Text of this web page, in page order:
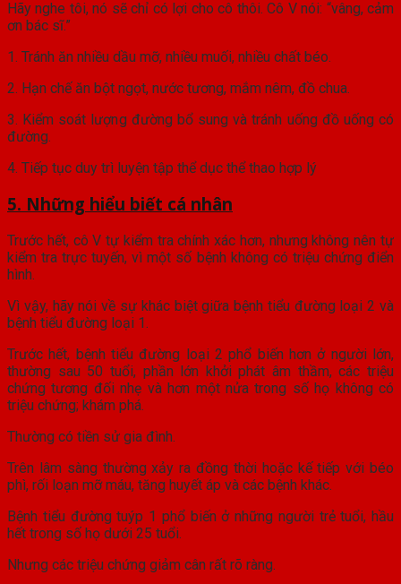
Hãy nghe tôi, nó sẽ chỉ có lợi cho cô thôi. Cô V nói: “vâng, cảm
ơn bác sĩ.”
1. Tránh ăn nhiều dầu mỡ, nhiều muối, nhiều chất béo.
2. Hạn chế ăn bột ngọt, nước tương, mắm nêm, đồ chua.
3. Kiểm soát lượng đường bổ sung và tránh uống đồ uống có
đường.
4. Tiếp tục duy trì luyện tập thể dục thể thao hợp lý
5. Những hiểu biết cá nhân
Trước hết, cô V tự kiểm tra chính xác hơn, nhưng không nên tự
kiểm tra trực tuyến, vì một số bệnh không có triệu chứng điển
hình.
Vì vậy, hãy nói về sự khác biệt giữa bệnh tiểu đường loại 2 và
bệnh tiểu đường loại 1.
Trước hết, bệnh tiểu đường loại 2 phổ biến hơn ở người lớn,
thường sau 50 tuổi, phần lớn khởi phát âm thầm, các triệu
chứng tương đối nhẹ và hơn một nửa trong số họ không có
triệu chứng; khám phá.
Thường có tiền sử gia đình.
Trên lâm sàng thường xảy ra đồng thời hoặc kế tiếp với béo
phì, rối loạn mỡ máu, tăng huyết áp và các bệnh khác.
Bệnh tiểu đường tuýp 1 phổ biến ở những người trẻ tuổi, hầu
hết trong số họ dưới 25 tuổi.
Nhưng các triệu chứng giảm cân rất rõ ràng.